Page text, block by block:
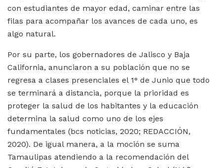
con estudiantes de mayor edad, caminar entre las
filas para acompañar los avances de cada uno, es
algo natural.
Por su parte, los gobernadores de Jalisco y Baja
California, anunciaron a su población que no se
regresa a clases presenciales el 1° de Junio que todo
se terminará a distancia, porque la prioridad es
proteger la salud de los habitantes y la educación
determina la salud como uno de los ejes
fundamentales (bcs noticias, 2020; REDACCIÓN,
2020). De igual manera, a la moción se suma
Tamaulipas atendiendo a la recomendación del